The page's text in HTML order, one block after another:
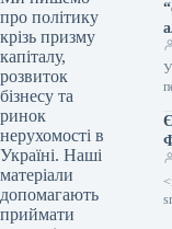
про політику
крізь призму
капіталу,
розвиток
бізнесу та
ринок
нерухомості в
Україні. Наші
матеріали
допомагають
приймати